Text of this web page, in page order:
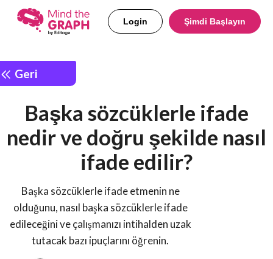
Login Şimdi Başlayın
Geri
Başka sözcüklerle ifade
nedir ve doğru şekilde nasıl
ifade edilir?
Başka sözcüklerle ifade etmenin ne
olduğunu, nasıl başka sözcüklerle ifade
edileceğini ve çalışmanızı intihalden uzak
tutacak bazı ipuçlarını öğrenin.